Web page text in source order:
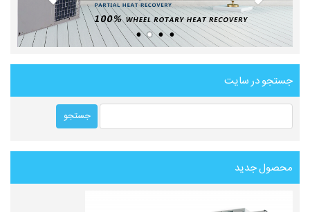
جستجو در سایت
محصول جدید